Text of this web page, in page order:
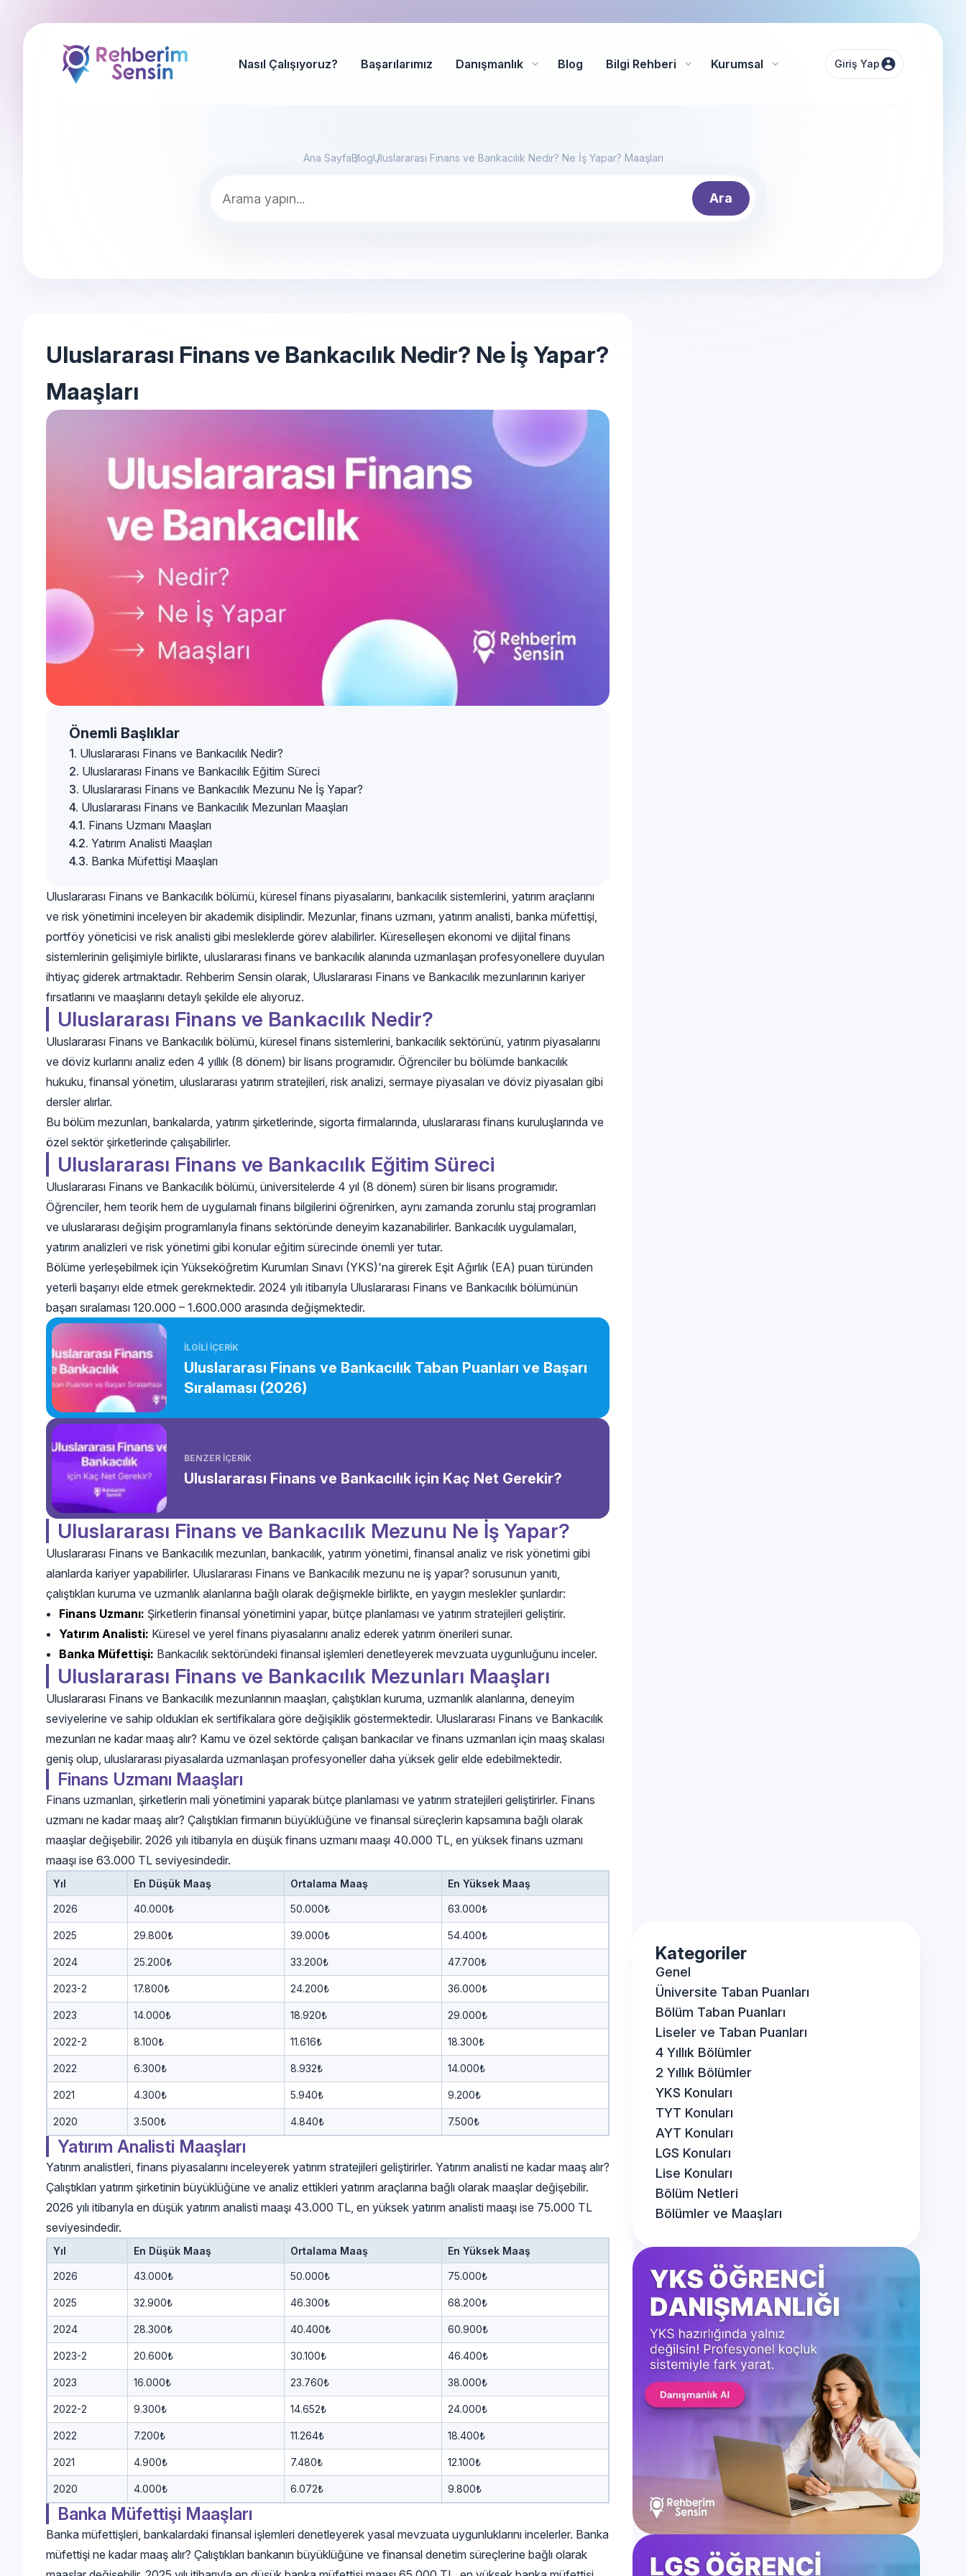
Nasıl Çalışıyoruz? Başarılarımız Danışmanlık Blog Bilgi Rehberi Kurumsal Giriş Yap
Ana SayfaBlogUluslararası Finans ve Bankacılık Nedir? Ne İş Yapar? Maaşları
Ara
Uluslararası Finans ve Bankacılık Nedir? Ne İş Yapar?
Maaşları
Önemli Başlıklar
Uluslararası Finans ve Bankacılık Nedir?
Uluslararası Finans ve Bankacılık Eğitim Süreci
Uluslararası Finans ve Bankacılık Mezunu Ne İş Yapar?
Uluslararası Finans ve Bankacılık Mezunları Maaşları
Finans Uzmanı Maaşları
Yatırım Analisti Maaşları
Banka Müfettişi Maaşları
Uluslararası Finans ve Bankacılık bölümü, küresel finans piyasalarını, bankacılık sistemlerini, yatırım araçlarını
ve risk yönetimini inceleyen bir akademik disiplindir. Mezunlar, finans uzmanı, yatırım analisti, banka müfettişi,
portföy yöneticisi ve risk analisti gibi mesleklerde görev alabilirler. Küreselleşen ekonomi ve dijital finans
sistemlerinin gelişimiyle birlikte, uluslararası finans ve bankacılık alanında uzmanlaşan profesyonellere duyulan
ihtiyaç giderek artmaktadır. Rehberim Sensin olarak, Uluslararası Finans ve Bankacılık mezunlarının kariyer
fırsatlarını ve maaşlarını detaylı şekilde ele alıyoruz.
Uluslararası Finans ve Bankacılık Nedir?
Uluslararası Finans ve Bankacılık bölümü, küresel finans sistemlerini, bankacılık sektörünü, yatırım piyasalarını
ve döviz kurlarını analiz eden 4 yıllık (8 dönem) bir lisans programıdır. Öğrenciler bu bölümde bankacılık
hukuku, finansal yönetim, uluslararası yatırım stratejileri, risk analizi, sermaye piyasaları ve döviz piyasaları gibi
dersler alırlar.
Bu bölüm mezunları, bankalarda, yatırım şirketlerinde, sigorta firmalarında, uluslararası finans kuruluşlarında ve
özel sektör şirketlerinde çalışabilirler.
Uluslararası Finans ve Bankacılık Eğitim Süreci
Uluslararası Finans ve Bankacılık bölümü, üniversitelerde 4 yıl (8 dönem) süren bir lisans programıdır.
Öğrenciler, hem teorik hem de uygulamalı finans bilgilerini öğrenirken, aynı zamanda zorunlu staj programları
ve uluslararası değişim programlarıyla finans sektöründe deneyim kazanabilirler. Bankacılık uygulamaları,
yatırım analizleri ve risk yönetimi gibi konular eğitim sürecinde önemli yer tutar.
Bölüme yerleşebilmek için Yükseköğretim Kurumları Sınavı (YKS)'na girerek Eşit Ağırlık (EA) puan türünden
yeterli başarıyı elde etmek gerekmektedir. 2024 yılı itibarıyla Uluslararası Finans ve Bankacılık bölümünün
başarı sıralaması 120.000 – 1.600.000 arasında değişmektedir.
İLGİLİ İÇERİK
Uluslararası Finans ve Bankacılık Taban Puanları ve Başarı
Sıralaması (2026)
BENZER İÇERİK
Uluslararası Finans ve Bankacılık için Kaç Net Gerekir?
Uluslararası Finans ve Bankacılık Mezunu Ne İş Yapar?
Uluslararası Finans ve Bankacılık mezunları, bankacılık, yatırım yönetimi, finansal analiz ve risk yönetimi gibi
alanlarda kariyer yapabilirler. Uluslararası Finans ve Bankacılık mezunu ne iş yapar? sorusunun yanıtı,
çalıştıkları kuruma ve uzmanlık alanlarına bağlı olarak değişmekle birlikte, en yaygın meslekler şunlardır:
Finans Uzmanı: Şirketlerin finansal yönetimini yapar, bütçe planlaması ve yatırım stratejileri geliştirir.
Yatırım Analisti: Küresel ve yerel finans piyasalarını analiz ederek yatırım önerileri sunar.
Banka Müfettişi: Bankacılık sektöründeki finansal işlemleri denetleyerek mevzuata uygunluğunu inceler.
Uluslararası Finans ve Bankacılık Mezunları Maaşları
Uluslararası Finans ve Bankacılık mezunlarının maaşları, çalıştıkları kuruma, uzmanlık alanlarına, deneyim
seviyelerine ve sahip oldukları ek sertifikalara göre değişiklik göstermektedir. Uluslararası Finans ve Bankacılık
mezunları ne kadar maaş alır? Kamu ve özel sektörde çalışan bankacılar ve finans uzmanları için maaş skalası
geniş olup, uluslararası piyasalarda uzmanlaşan profesyoneller daha yüksek gelir elde edebilmektedir.
Finans Uzmanı Maaşları
Finans uzmanları, şirketlerin mali yönetimini yaparak bütçe planlaması ve yatırım stratejileri geliştirirler. Finans
uzmanı ne kadar maaş alır? Çalıştıkları firmanın büyüklüğüne ve finansal süreçlerin kapsamına bağlı olarak
maaşlar değişebilir. 2026 yılı itibarıyla en düşük finans uzmanı maaşı 40.000 TL, en yüksek finans uzmanı
maaşı ise 63.000 TL seviyesindedir.
Yıl En Düşük Maaş Ortalama Maaş En Yüksek Maaş
2026 40.000₺ 50.000₺ 63.000₺
2025 29.800₺ 39.000₺ 54.400₺
2024 25.200₺ 33.200₺ 47.700₺
2023-2 17.800₺ 24.200₺ 36.000₺
2023 14.000₺ 18.920₺ 29.000₺
2022-2 8.100₺ 11.616₺ 18.300₺
2022 6.300₺ 8.932₺ 14.000₺
2021 4.300₺ 5.940₺ 9.200₺
2020 3.500₺ 4.840₺ 7.500₺
Yatırım Analisti Maaşları
Yatırım analistleri, finans piyasalarını inceleyerek yatırım stratejileri geliştirirler. Yatırım analisti ne kadar maaş alır?
Çalıştıkları yatırım şirketinin büyüklüğüne ve analiz ettikleri yatırım araçlarına bağlı olarak maaşlar değişebilir.
2026 yılı itibarıyla en düşük yatırım analisti maaşı 43.000 TL, en yüksek yatırım analisti maaşı ise 75.000 TL
seviyesindedir.
Yıl En Düşük Maaş Ortalama Maaş En Yüksek Maaş
2026 43.000₺ 50.000₺ 75.000₺
2025 32.900₺ 46.300₺ 68.200₺
2024 28.300₺ 40.400₺ 60.900₺
2023-2 20.600₺ 30.100₺ 46.400₺
2023 16.000₺ 23.760₺ 38.000₺
2022-2 9.300₺ 14.652₺ 24.000₺
2022 7.200₺ 11.264₺ 18.400₺
2021 4.900₺ 7.480₺ 12.100₺
2020 4.000₺ 6.072₺ 9.800₺
Banka Müfettişi Maaşları
Banka müfettişleri, bankalardaki finansal işlemleri denetleyerek yasal mevzuata uygunluklarını incelerler. Banka
müfettişi ne kadar maaş alır? Çalıştıkları bankanın büyüklüğüne ve finansal denetim süreçlerine bağlı olarak
Kategoriler
Genel
Üniversite Taban Puanları
Bölüm Taban Puanları
Liseler ve Taban Puanları
4 Yıllık Bölümler
2 Yıllık Bölümler
YKS Konuları
TYT Konuları
AYT Konuları
LGS Konuları
Lise Konuları
Bölüm Netleri
Bölümler ve Maaşları